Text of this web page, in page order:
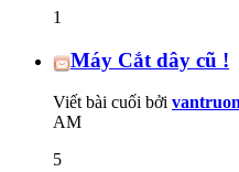
1
Máy Cắt dây cũ !
Viết bài cuối bởi
AM
5